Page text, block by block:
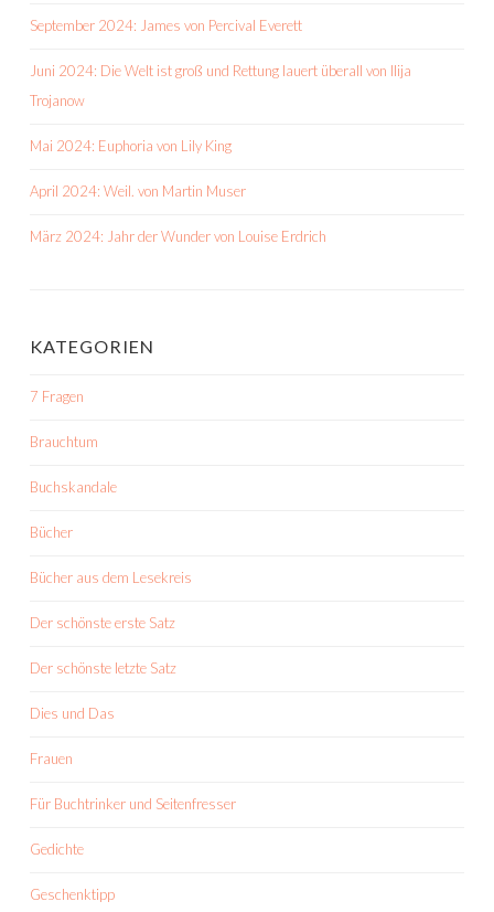
September 2024: James von Percival Everett
Juni 2024: Die Welt ist groß und Rettung lauert überall von Ilija
Trojanow
Mai 2024: Euphoria von Lily King
April 2024: Weil. von Martin Muser
März 2024: Jahr der Wunder von Louise Erdrich
KATEGORIEN
7 Fragen
Brauchtum
Buchskandale
Bücher
Bücher aus dem Lesekreis
Der schönste erste Satz
Der schönste letzte Satz
Dies und Das
Frauen
Für Buchtrinker und Seitenfresser
Gedichte
Geschenktipp